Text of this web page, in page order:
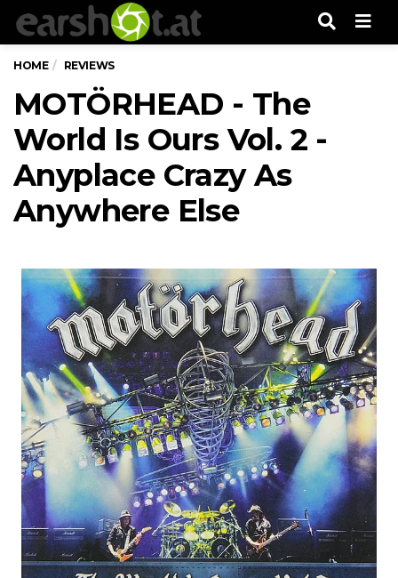
HOME REVIEWS
MOTÖRHEAD - The
World Is Ours Vol. 2 -
Anyplace Crazy As
Anywhere Else